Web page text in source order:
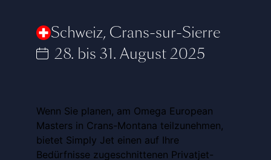
Schweiz, Crans-sur-Sierre
28. bis 31. August 2025
Wenn Sie planen, am Omega European
Masters in Crans-Montana teilzunehmen,
bietet Simply Jet einen auf Ihre
Bedürfnisse zugeschnittenen Privatjet-